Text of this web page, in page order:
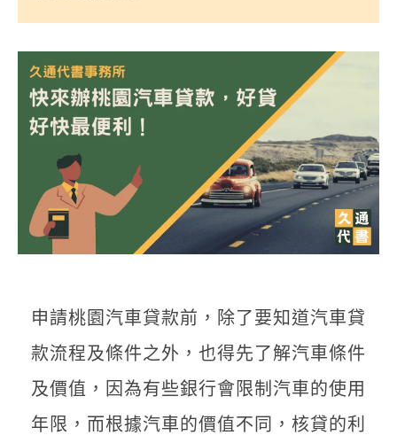
其他貸款
申貸Q&A
久通專欄
時事解析
生活理財
房產Q&A
網友都在問
申請桃園汽車貸款前，除了要知道汽車貸
款流程及條件之外，也得先了解汽車條件
及價值，因為有些銀行會限制汽車的使用
年限，而根據汽車的價值不同，核貸的利